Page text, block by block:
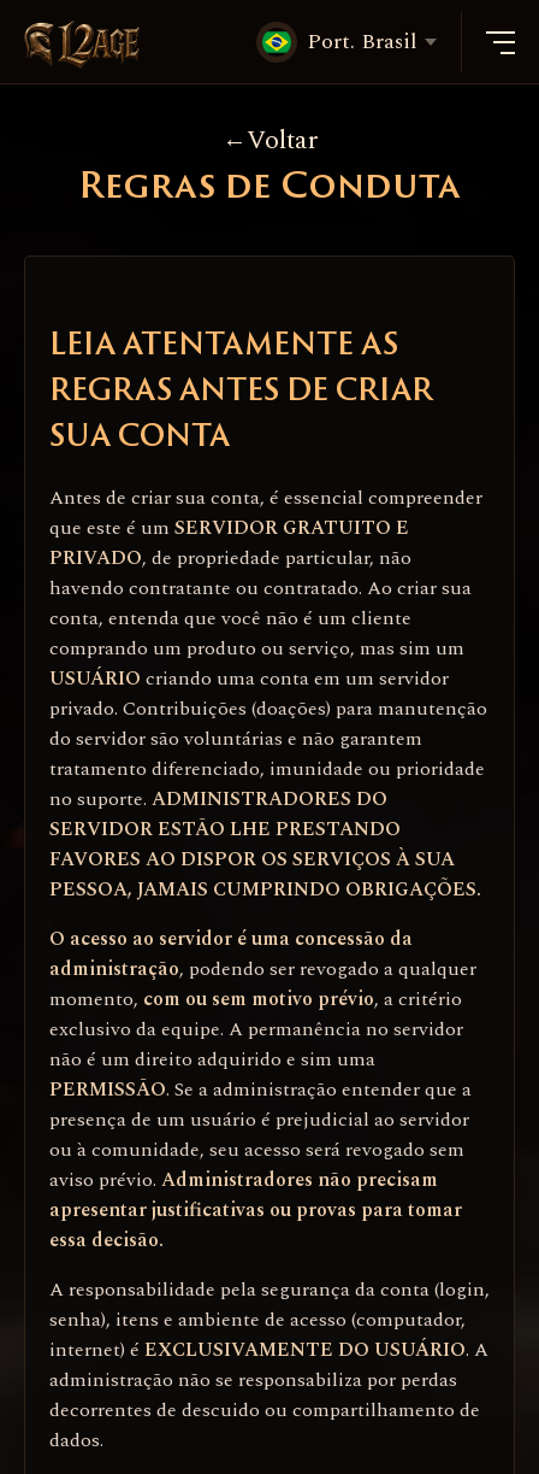
Port. Brasil
Voltar
Regras de Conduta
LEIA ATENTAMENTE AS
REGRAS ANTES DE CRIAR
SUA CONTA
Antes de criar sua conta, é essencial compreender
que este é um SERVIDOR GRATUITO E
PRIVADO, de propriedade particular, não
havendo contratante ou contratado. Ao criar sua
conta, entenda que você não é um cliente
comprando um produto ou serviço, mas sim um
USUÁRIO criando uma conta em um servidor
privado. Contribuições (doações) para manutenção
do servidor são voluntárias e não garantem
tratamento diferenciado, imunidade ou prioridade
no suporte. ADMINISTRADORES DO
SERVIDOR ESTÃO LHE PRESTANDO
FAVORES AO DISPOR OS SERVIÇOS À SUA
PESSOA, JAMAIS CUMPRINDO OBRIGAÇÕES.
O acesso ao servidor é uma concessão da
administração, podendo ser revogado a qualquer
momento, com ou sem motivo prévio, a critério
exclusivo da equipe. A permanência no servidor
não é um direito adquirido e sim uma
PERMISSÃO. Se a administração entender que a
presença de um usuário é prejudicial ao servidor
ou à comunidade, seu acesso será revogado sem
aviso prévio. Administradores não precisam
apresentar justificativas ou provas para tomar
essa decisão.
A responsabilidade pela segurança da conta (login,
senha), itens e ambiente de acesso (computador,
internet) é EXCLUSIVAMENTE DO USUÁRIO. A
administração não se responsabiliza por perdas
decorrentes de descuido ou compartilhamento de
dados.